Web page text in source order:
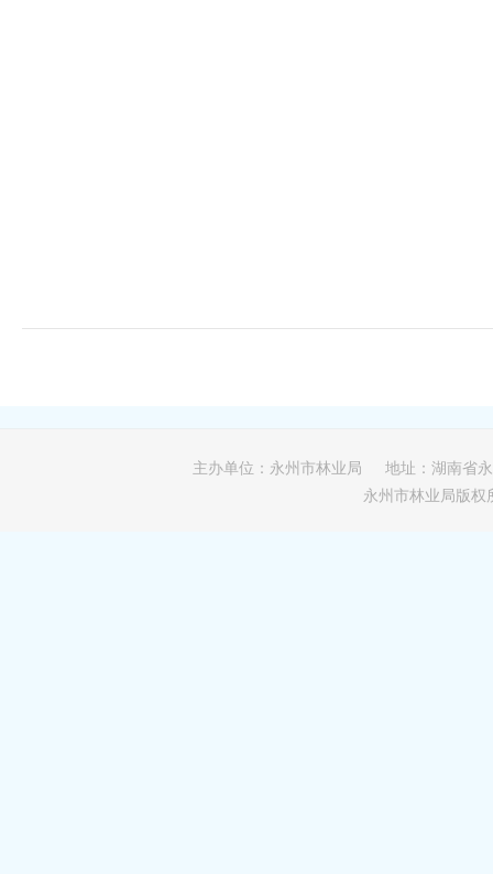
主办单位：永州市林业局 地址：湖南省
永州市林业局